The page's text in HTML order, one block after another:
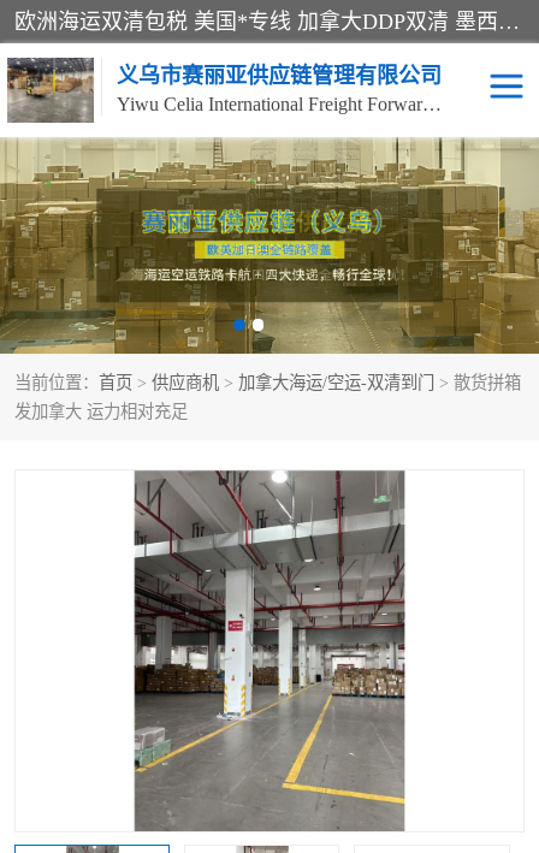
欧洲海运双清包税 美国*专线 加拿大DDP双清 墨西哥跨境空运 澳大利亚专线物流 跨境电商物流服务 国际快递到门服务 海运*渠道 一站式跨境物流解决方案 TikTok/SHEIN专线 电商平台FBA头程运输 国际铁路运输欧洲 UPS/DDHL/联邦快递跨境 美国双清到门物流 跨境*运输
义乌市赛丽亚供应链管理有限公司
Yiwu Celia International Freight Forwarding Co., Ltd
当前位置： 首页 > 供应商机 > 加拿大海运/空运-双清到门
> 散货拼箱
发加拿大 运力相对充足
美森快船 欧洲卡航
加拿大海运/空运-双清到
门
澳大利亚海运/空运-双清
到门
墨西哥海运/空运-双清到
门